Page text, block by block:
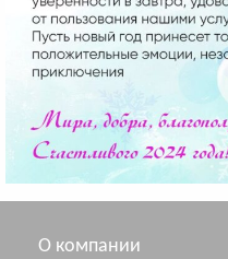
О компании